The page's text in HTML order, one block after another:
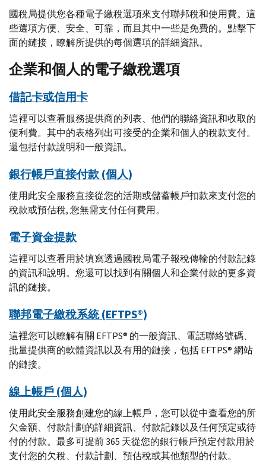
國稅局提供您各種電子繳稅選項來支付聯邦稅和使用費。這
些選項方便、安全、可靠，而且其中一些是免費的。點擊下
面的鏈接，瞭解所提供的每個選項的詳細資訊。
企業和個人的電子繳稅選項
借記卡或信用卡
這裡可以查看服務提供商的列表、他們的聯絡資訊和收取的
便利費。其中的表格列出可接受的企業和個人的稅款支付。
還包括付款說明和一般資訊。
銀行帳戶直接付款 (個人)
使用此安全服務直接從您的活期或儲蓄帳戶扣款來支付您的
稅款或預估稅, 您無需支付任何費用。
電子資金提款
這裡可以查看用於填寫透過國稅局電子報稅傳輸的付款記錄
的資訊和說明。您還可以找到有關個人和企業付款的更多資
訊的鏈接。
聯邦電子繳稅系統 (EFTPS®)
這裡您可以瞭解有關 EFTPS® 的一般資訊、電話聯絡號碼、
批量提供商的軟體資訊以及有用的鏈接，包括EFTPS® 網站
的鏈接。
線上帳戶 (個人)
使用此安全服務創建您的線上帳戶，您可以從中查看您的所
欠金額、付款計劃的詳細資訊、付款記錄以及任何預定或待
付的付款。最多可提前 365 天從您的銀行帳戶預定付款用於
支付您的欠稅、付款計劃、預估稅或其他類型的付款。